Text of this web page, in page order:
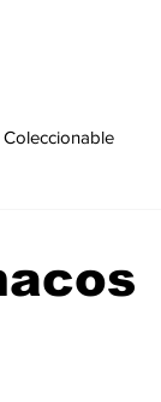
Coleccionable